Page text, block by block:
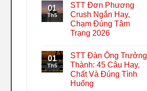
01
Th5
STT Đơn Phương
Crush Ngắn Hay,
Chạm Đúng Tâm
Trạng 2026
01
Th5
STT Đàn Ông Trưởng
Thành: 45 Câu Hay,
Chất Và Đúng Tình
Huống